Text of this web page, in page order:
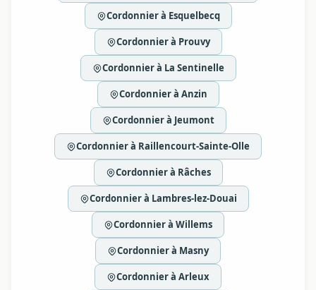
Cordonnier à Esquelbecq
Cordonnier à Prouvy
Cordonnier à La Sentinelle
Cordonnier à Anzin
Cordonnier à Jeumont
Cordonnier à Raillencourt-Sainte-Olle
Cordonnier à Râches
Cordonnier à Lambres-lez-Douai
Cordonnier à Willems
Cordonnier à Masny
Cordonnier à Arleux